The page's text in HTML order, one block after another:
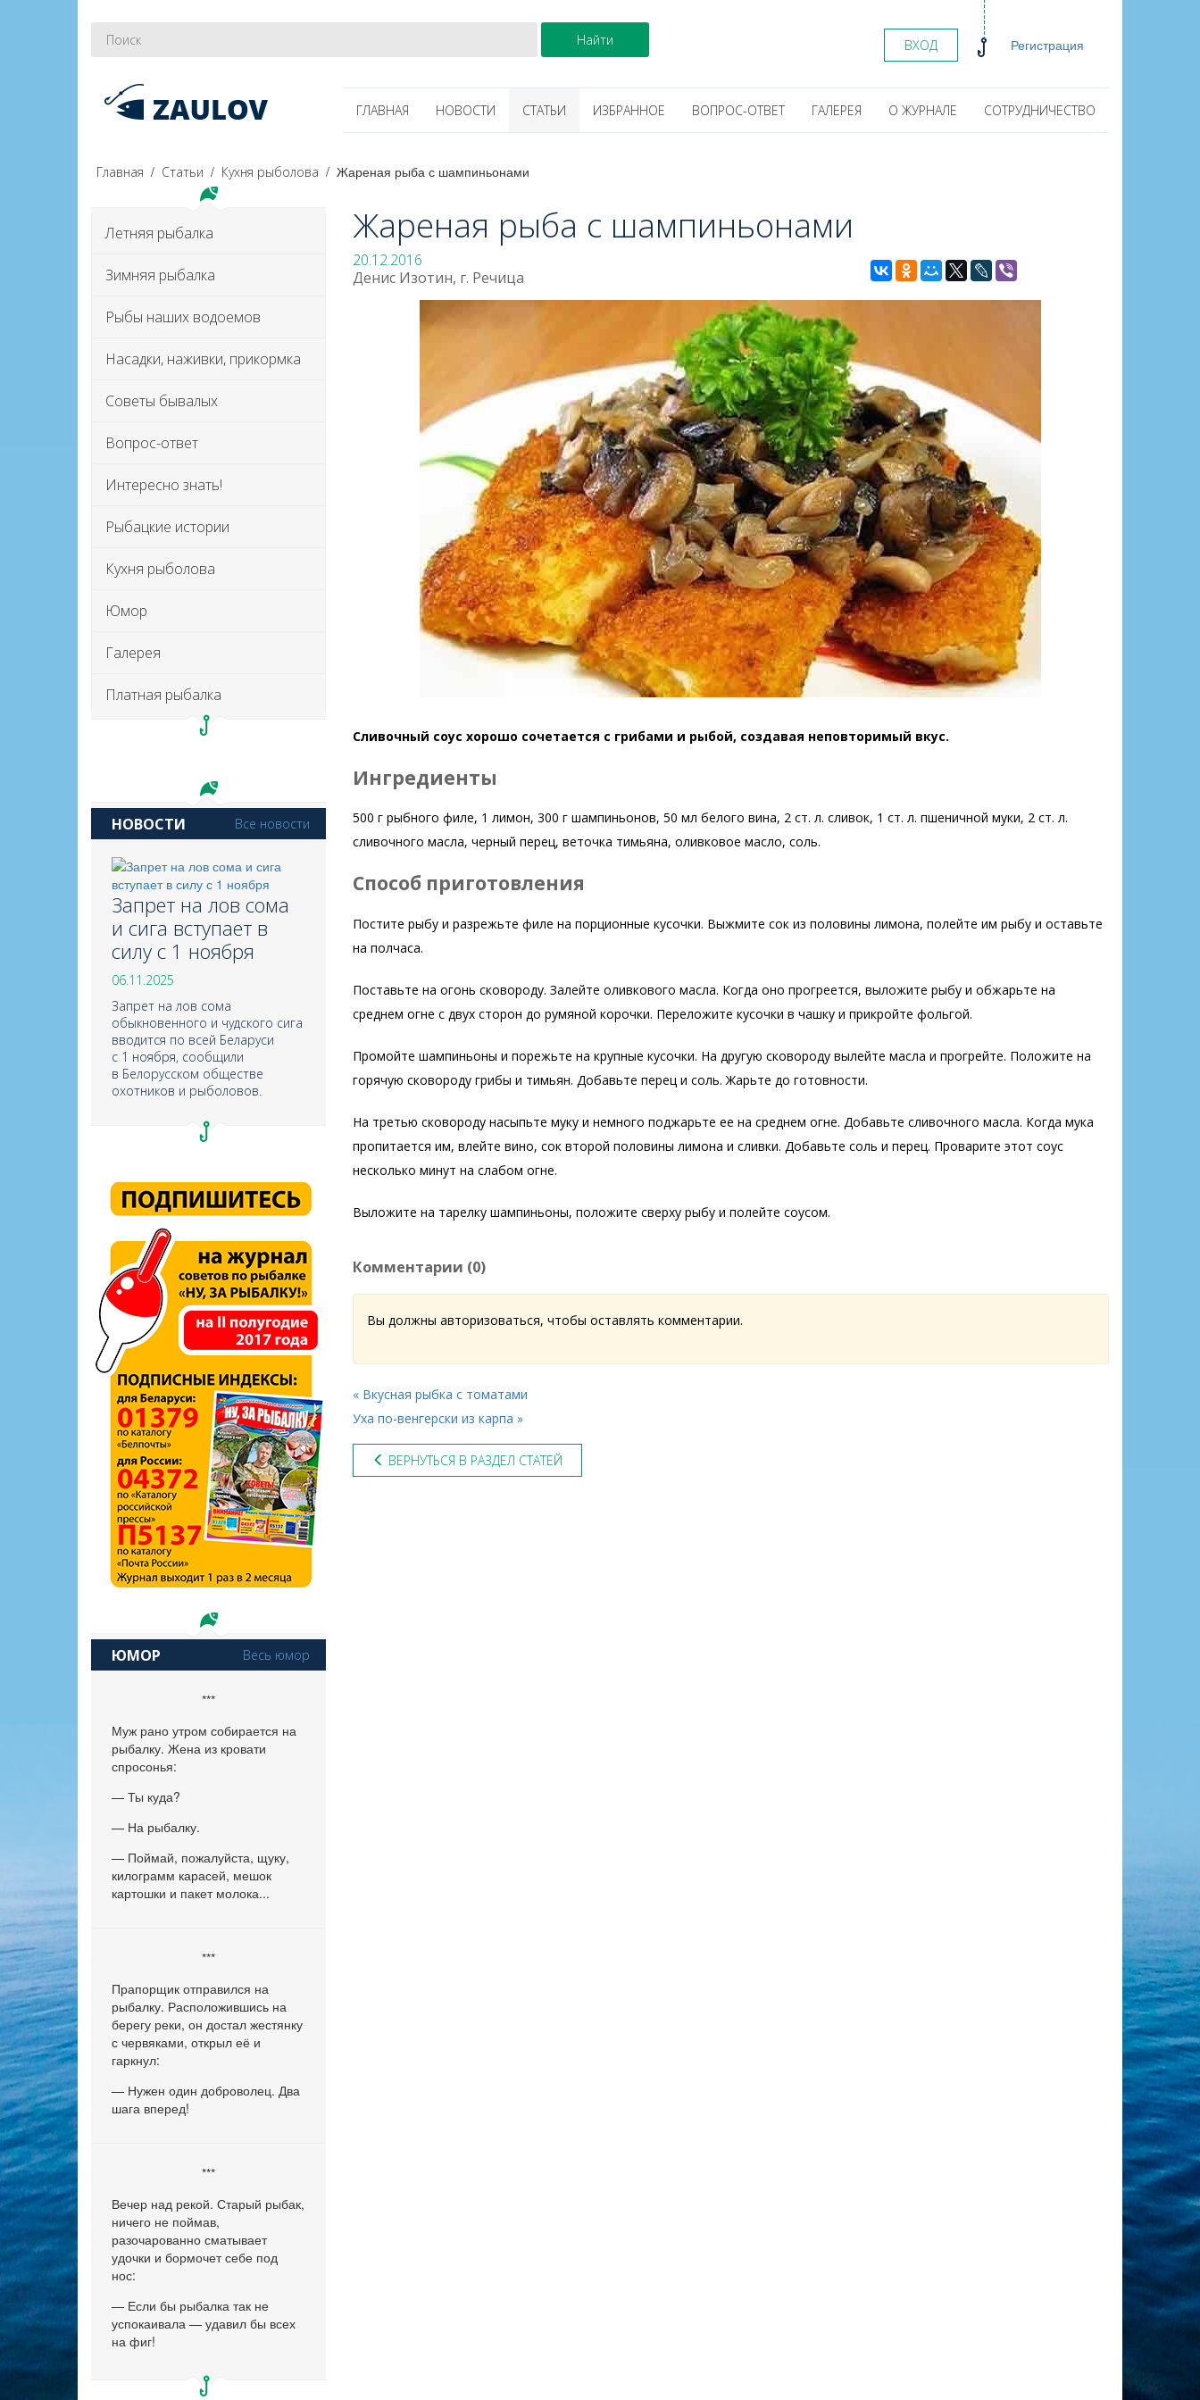
ВХОД Регистрация
ГЛАВНАЯ НОВОСТИ СТАТЬИ ИЗБРАННОЕ ВОПРОС-ОТВЕТ ГАЛЕРЕЯ О ЖУРНАЛЕ СОТРУДНИЧЕСТВО
Главная / Статьи / Кухня рыболова / Жареная рыба с шампиньонами
Жареная рыба с шампиньонами
20.12.2016
Денис Изотин, г. Речица
Сливочный соус хорошо сочетается с грибами и рыбой, создавая неповторимый вкус.
Ингредиенты
500 г рыбного филе, 1 лимон, 300 г шампиньонов, 50 мл белого вина, 2 ст. л. сливок, 1 ст. л. пшеничной муки, 2 ст. л.
сливочного масла, черный перец, веточка тимьяна, оливковое масло, соль.
Способ приготовления
Постите рыбу и разрежьте филе на порционные кусочки. Выжмите сок из половины лимона, полейте им рыбу и оставьте
на полчаса.
Поставьте на огонь сковороду. Залейте оливкового масла. Когда оно прогреется, выложите рыбу и обжарьте на
среднем огне с двух сторон до румяной корочки. Переложите кусочки в чашку и прикройте фольгой.
Промойте шампиньоны и порежьте на крупные кусочки. На другую сковороду вылейте масла и прогрейте. Положите на
горячую сковороду грибы и тимьян. Добавьте перец и соль. Жарьте до готовности.
На третью сковороду насыпьте муку и немного поджарьте ее на среднем огне. Добавьте сливочного масла. Когда мука
пропитается им, влейте вино, сок второй половины лимона и сливки. Добавьте соль и перец. Проварите этот соус
несколько минут на слабом огне.
Выложите на тарелку шампиньоны, положите сверху рыбу и полейте соусом.
Комментарии (0)
Вы должны авторизоваться, чтобы оставлять комментарии.
« Вкусная рыбка с томатами
Уха по-венгерски из карпа »
ВЕРНУТЬСЯ В РАЗДЕЛ СТАТЕЙ
Летняя рыбалка
Зимняя рыбалка
Рыбы наших водоемов
Насадки, наживки, прикормка
Советы бывалых
Вопрос-ответ
Интересно знать!
Рыбацкие истории
Кухня рыболова
Юмор
Галерея
Платная рыбалка
НОВОСТИ Все новости
Запрет на лов сома
и сига вступает в
силу с 1 ноября
06.11.2025
Запрет на лов сома
обыкновенного и чудского сига
вводится по всей Беларуси
с 1 ноября, сообщили
в Белорусском обществе
охотников и рыболовов.
ЮМОР Весь юмор
***
Муж рано утром собирается на
рыбалку. Жена из кровати
спросонья:
— Ты куда?
— На рыбалку.
— Поймай, пожалуйста, щуку,
килограмм карасей, мешок
картошки и пакет молока...
***
Прапорщик отправился на
рыбалку. Расположившись на
берегу реки, он достал жестянку
с червяками, открыл её и
гаркнул:
— Нужен один доброволец. Два
шага вперед!
***
Вечер над рекой. Старый рыбак,
ничего не поймав,
разочарованно сматывает
удочки и бормочет себе под
нос:
— Если бы рыбалка так не
успокаивала — удавил бы всех
на фиг!